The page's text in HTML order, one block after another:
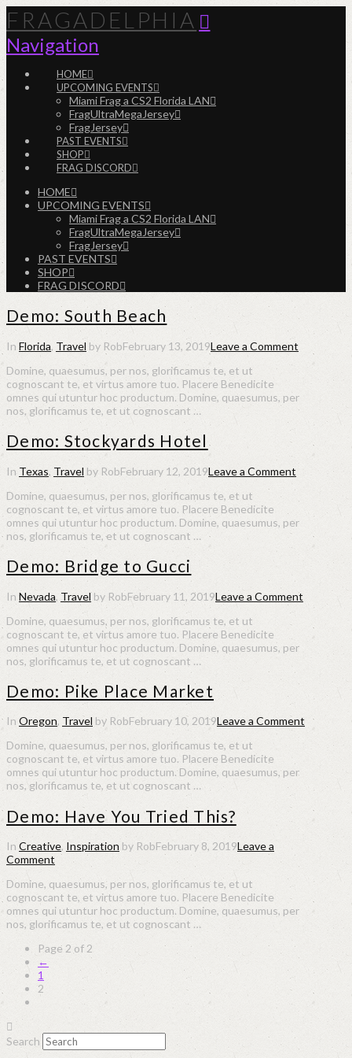
FRAGADELPHIA
Navigation
HOME
UPCOMING EVENTS
Miami Frag a CS2 Florida LAN
FragUltraMegaJersey
FragJersey
PAST EVENTS
SHOP
FRAG DISCORD
HOME
UPCOMING EVENTS
Miami Frag a CS2 Florida LAN
FragUltraMegaJersey
FragJersey
PAST EVENTS
SHOP
FRAG DISCORD
Demo: South Beach
In Florida, Travel by RobFebruary 13, 2019Leave a Comment
Domine, quaesumus, per nos, glorificamus te, et ut
cognoscant te, et virtus amore tuo. Placere Benedicite
omnes qui utuntur hoc productum. Domine, quaesumus, per
nos, glorificamus te, et ut cognoscant …
Demo: Stockyards Hotel
In Texas, Travel by RobFebruary 12, 2019Leave a Comment
Domine, quaesumus, per nos, glorificamus te, et ut
cognoscant te, et virtus amore tuo. Placere Benedicite
omnes qui utuntur hoc productum. Domine, quaesumus, per
nos, glorificamus te, et ut cognoscant …
Demo: Bridge to Gucci
In Nevada, Travelby RobFebruary 11, 2019Leave a Comment
Domine, quaesumus, per nos, glorificamus te, et ut
cognoscant te, et virtus amore tuo. Placere Benedicite
omnes qui utuntur hoc productum. Domine, quaesumus, per
nos, glorificamus te, et ut cognoscant …
Demo: Pike Place Market
In Oregon, Travel by RobFebruary 10, 2019Leave a Comment
Domine, quaesumus, per nos, glorificamus te, et ut
cognoscant te, et virtus amore tuo. Placere Benedicite
omnes qui utuntur hoc productum. Domine, quaesumus, per
nos, glorificamus te, et ut cognoscant …
Demo: Have You Tried This?
In Creative, Inspiration by RobFebruary 8, 2019Leave a
Comment
Domine, quaesumus, per nos, glorificamus te, et ut
cognoscant te, et virtus amore tuo. Placere Benedicite
omnes qui utuntur hoc productum. Domine, quaesumus, per
nos, glorificamus te, et ut cognoscant …
Page 2 of 2
←
1
2
Search